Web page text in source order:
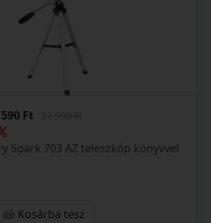
Ft
Spark 703 AZ teleszkóp könyvvel
Kosárba tesz